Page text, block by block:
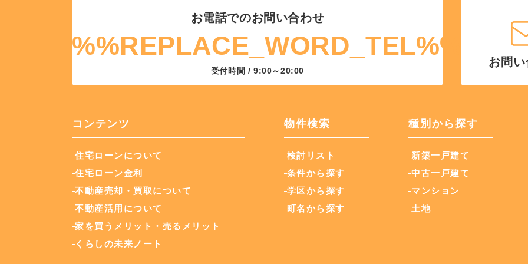
お電話でのお問い合わせ
%%REPLACE_WORD_TEL%%
受付時間 / 9:00～20:00
お問
コンテンツ
住宅ローンについて
住宅ローン金利
不動産売却・買取について
不動産活用について
家を買うメリット・売るメリット
くらしの未来ノート
物件検索
検討リスト
条件から探す
学区から探す
町名から探す
種別から探す
新築一戸建て
中古一戸建て
マンション
土地